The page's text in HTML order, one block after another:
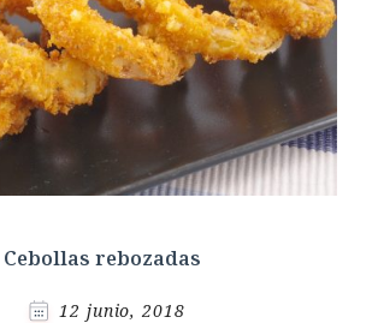
Cebollas rebozadas
12 junio, 2018